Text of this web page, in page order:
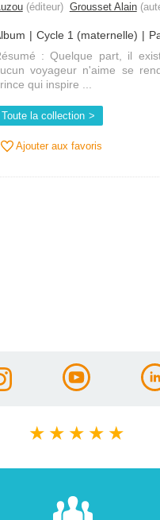
(éditeur) Grousset Alain
Cycle 1 (maternelle)
: Quelque part, il
voyageur n'aime se
qui inspire ...
Toute la collection
Ajouter aux favoris
★ ★ ★ ★ ★